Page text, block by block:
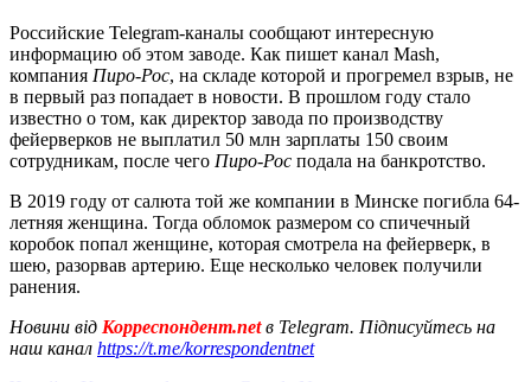
Российские Telegram-каналы сообщают интересную
информацию об этом заводе. Как пишет канал Mash,
компания Пиро-Рос, на складе которой и прогремел взрыв, не
в первый раз попадает в новости. В прошлом году стало
известно о том, как директор завода по производству
фейерверков не выплатил 50 млн зарплаты 150 своим
сотрудникам, после чего Пиро-Рос подала на банкротство.
В 2019 году от салюта той же компании в Минске погибла 64-
летняя женщина. Тогда обломок размером со спичечный
коробок попал женщине, которая смотрела на фейерверк, в
шею, разорвав артерию. Еще несколько человек получили
ранения.
Новини від Корреспондент.netв Telegram. Підписуйтесь на
наш канал https://t.me/korrespondentnet